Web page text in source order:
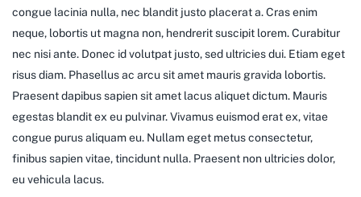
congue lacinia nulla, nec blandit justo placerat a. Cras enim
neque, lobortis ut magna non, hendrerit suscipit lorem. Curabitur
nec nisi ante. Donec id volutpat justo, sed ultricies dui. Etiam eget
risus diam. Phasellus ac arcu sit amet mauris gravida lobortis.
Praesent dapibus sapien sit amet lacus aliquet dictum. Mauris
egestas blandit ex eu pulvinar. Vivamus euismod erat ex, vitae
congue purus aliquam eu. Nullam eget metus consectetur,
finibus sapien vitae, tincidunt nulla. Praesent non ultricies dolor,
eu vehicula lacus.